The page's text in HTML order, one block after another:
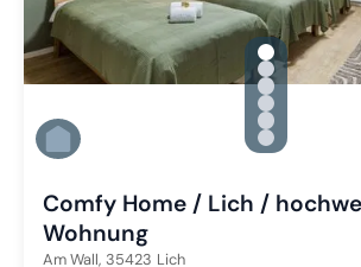
Zu Slide 1
Zu Slide 2
Zu Slide 3
Zu Slide 4
Zu Slide 5
Zu Slide 6
Comfy Home / Lich /
Wohnung
Am Wall, 35423 Lich